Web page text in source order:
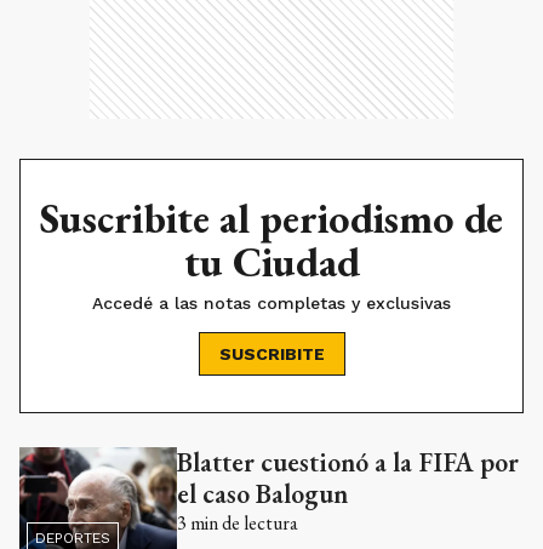
Suscribite al periodismo de
tu Ciudad
Accedé a las notas completas y exclusivas
SUSCRIBITE
DEPORTES
Blatter cuestionó a la FIFA por
el caso Balogun
3 min de lectura